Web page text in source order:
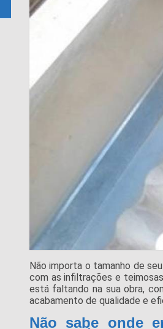
Não importa o tamanho de
com as infiltrações e
está faltando na sua obra,
acabamento de qualidade e
Não sabe onde